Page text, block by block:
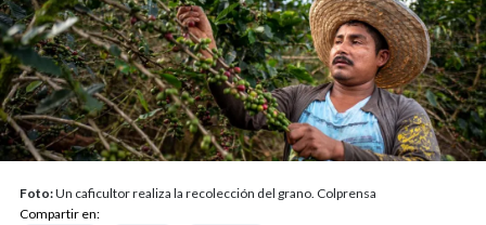
Foto:Un caficultor realiza la recolección del grano. Colprensa
Compartir en: